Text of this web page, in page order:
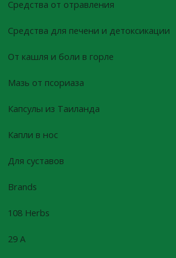
Средства от отравления
Средства для печени и детоксикации
От кашля и боли в горле
Мазь от псориаза
Капсулы из Таиланда
Капли в нос
Для суставов
Brands
108 Herbs
29 A